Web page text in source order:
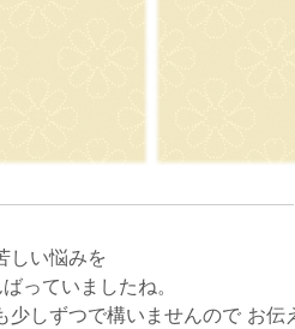
しい悩みを
っていましたね。
しずつで構いませんので お伝